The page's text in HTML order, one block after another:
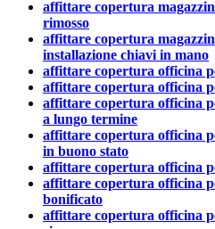
affittare copertura
rimosso
affittare copertura
installazione chiavi in mano
affittare copertura officina
affittare copertura officina
affittare copertura officina
a lungo termine
affittare copertura officina
in buono stato
affittare copertura officina
affittare copertura officina
bonificato
affittare copertura officina